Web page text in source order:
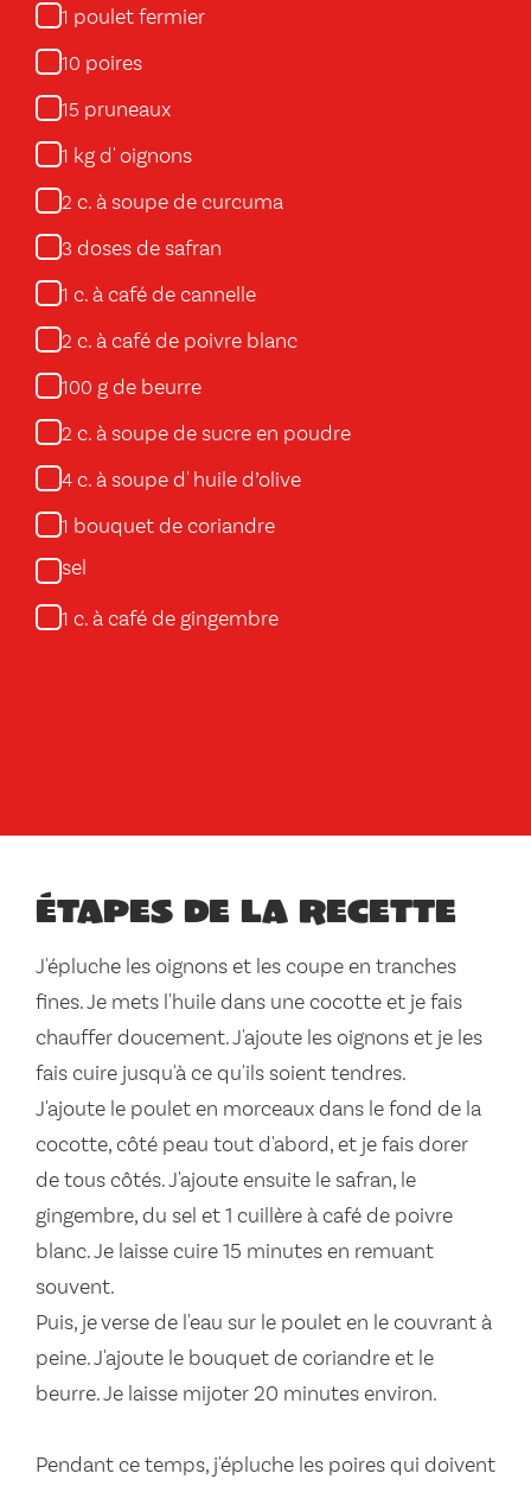
1 poulet fermier
10 poires
15 pruneaux
1 kg d' oignons
2 c. à soupe de curcuma
3 doses de safran
1 c. à café de cannelle
2 c. à café de poivre blanc
100 g de beurre
2 c. à soupe de sucre en poudre
4 c. à soupe d' huile d’olive
1 bouquet de coriandre
sel
1 c. à café de gingembre
Étapes de la recette
J'épluche les oignons et les coupe en tranches
fines. Je mets l'huile dans une cocotte et je fais
chauffer doucement. J'ajoute les oignons et je les
fais cuire jusqu'à ce qu'ils soient tendres.
J'ajoute le poulet en morceaux dans le fond de la
cocotte, côté peau tout d'abord, et je fais dorer
de tous côtés. J'ajoute ensuite le safran, le
gingembre, du sel et 1 cuillère à café de poivre
blanc. Je laisse cuire 15 minutes en remuant
souvent.
Puis, je verse de l'eau sur le poulet en le couvrant à
peine. J'ajoute le bouquet de coriandre et le
beurre. Je laisse mijoter 20 minutes environ.
Pendant ce temps, j'épluche les poires qui doivent